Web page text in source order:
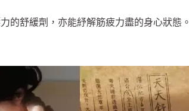
的舒緩劑，亦能紓解筋疲力盡的身心狀態。